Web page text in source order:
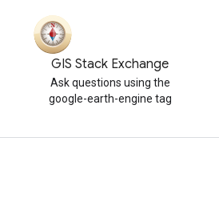
GIS Stack Exchange
Ask questions using the
google-earth-engine tag